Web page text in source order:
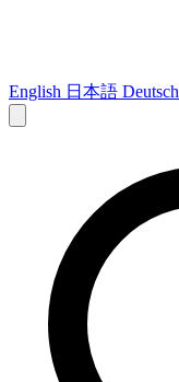
English 日本語 Deutsch